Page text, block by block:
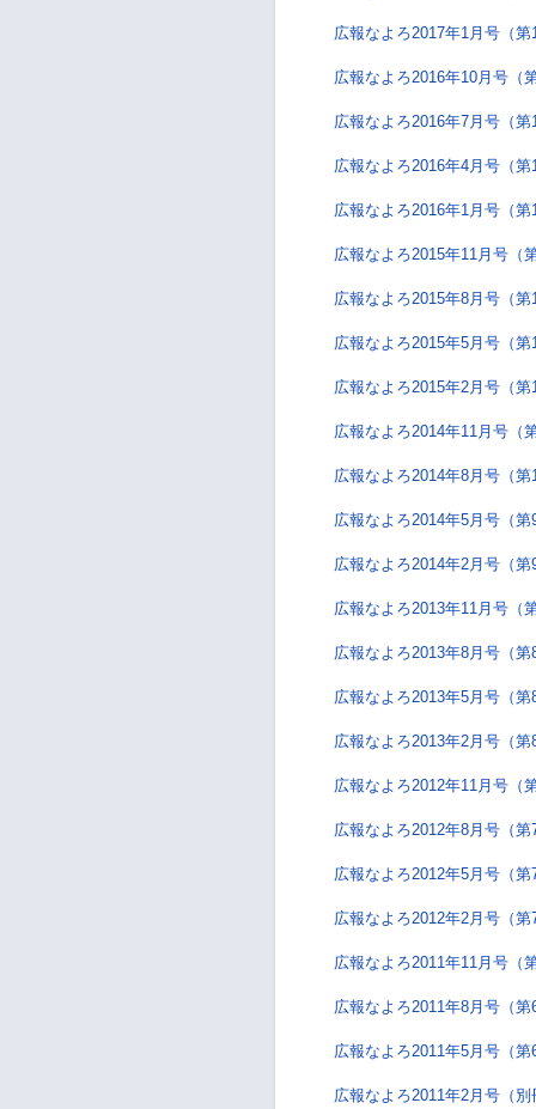
広報なよろ2017年1月号（第
広報なよろ2016年10月号（
広報なよろ2016年7月号（第
広報なよろ2016年4月号（第
広報なよろ2016年1月号（第
広報なよろ2015年11月号（
広報なよろ2015年8月号（第
広報なよろ2015年5月号（第
広報なよろ2015年2月号（第
広報なよろ2014年11月号（
広報なよろ2014年8月号（第
広報なよろ2014年5月号（第
広報なよろ2014年2月号（第
広報なよろ2013年11月号（
広報なよろ2013年8月号（第
広報なよろ2013年5月号（第
広報なよろ2013年2月号（第
広報なよろ2012年11月号（
広報なよろ2012年8月号（第
広報なよろ2012年5月号（第
広報なよろ2012年2月号（第
広報なよろ2011年11月号（
広報なよろ2011年8月号（第
広報なよろ2011年5月号（第
広報なよろ2011年2月号（別